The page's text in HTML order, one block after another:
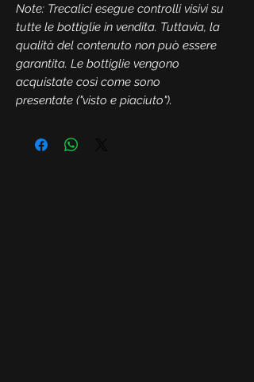
Note: Trecalici esegue controlli visivi su
tutte le bottiglie in vendita. Tuttavia, la
qualità del contenuto non può essere
garantita. Le bottiglie vengono
acquistate così come sono
presentate ("visto e piaciuto").